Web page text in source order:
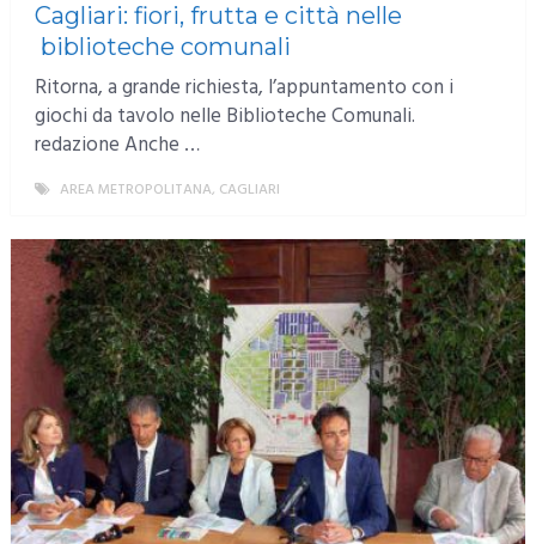
Cagliari: fiori, frutta e città nelle
biblioteche comunali
Ritorna, a grande richiesta, l’appuntamento con i
giochi da tavolo nelle Biblioteche Comunali.
redazione Anche …
AREA METROPOLITANA, CAGLIARI